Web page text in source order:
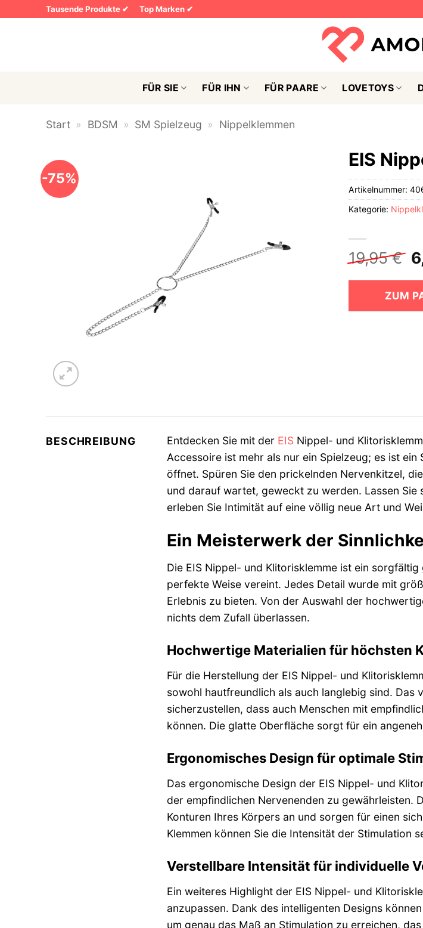
Tausende Produkte ✔ Top Marken ✔
FÜR SIE FÜR IHN FÜR PAARE LOVETOYS
Start » BDSM » SM Spielzeug » Nippelklemmen
-75%
EIS
19,95€
ZUM
Artikelnummer:
Kategorie:
BESCHREIBUNG Entdecken Sie mit der EIS Nippel- und
Accessoire ist mehr als nur ein Spielzeug; es ist
öffnet. Spüren Sie den prickelnden Nervenkitzel,
und darauf wartet, geweckt zu werden. Lassen
erleben Sie Intimität auf eine völlig neue Art und
Ein Meisterwerk der
Die EIS Nippel- und Klitorisklemme ist ein
perfekte Weise vereint. Jedes Detail wurde mit
Erlebnis zu bieten. Von der Auswahl der
nichts dem Zufall überlassen.
Hochwertige Materialien für höchsten
Für die Herstellung der EIS Nippel- und
sowohl hautfreundlich als auch langlebig sind.
sicherzustellen, dass auch Menschen mit
können. Die glatte Oberfläche sorgt für ein
Ergonomisches Design für optimale
Das ergonomische Design der EIS Nippel- und
der empfindlichen Nervenenden zu gewährleisten.
Konturen Ihres Körpers an und sorgen für einen
Klemmen können Sie die Intensität der Stimulation
Verstellbare Intensität für individuelle
Ein weiteres Highlight der EIS Nippel- und
anzupassen. Dank des intelligenten Designs
um genau das Maß an Stimulation zu erreichen,